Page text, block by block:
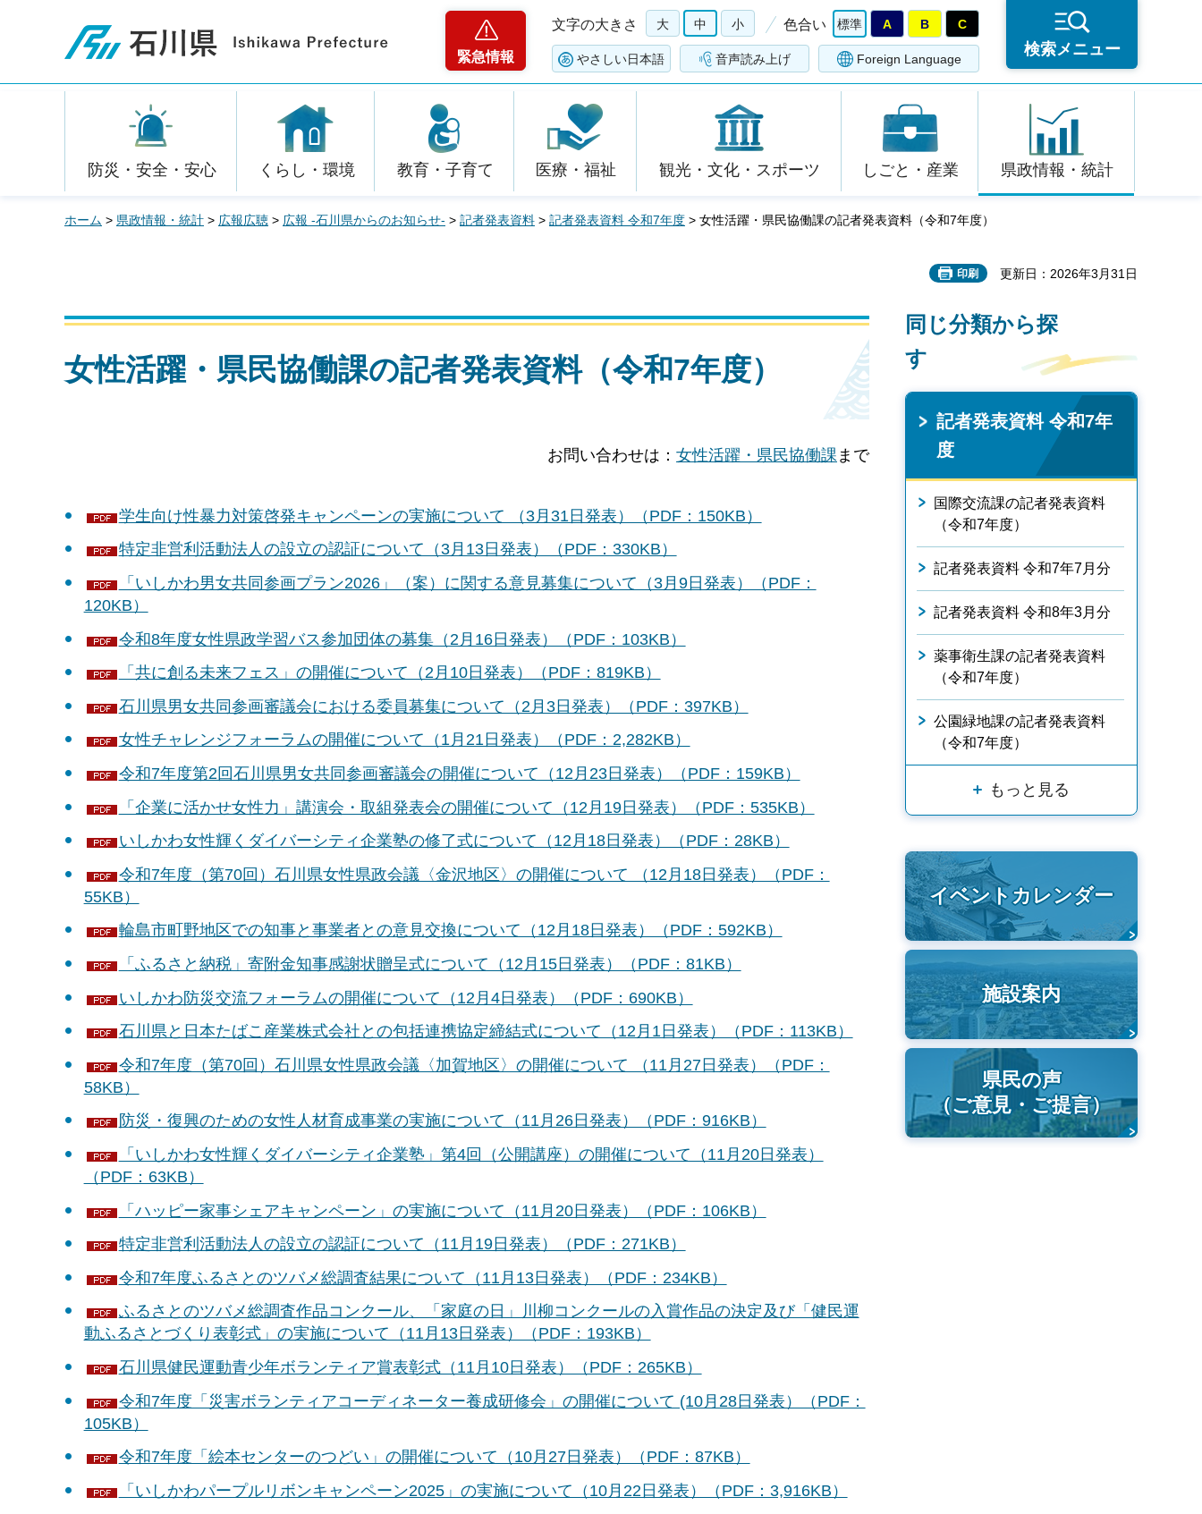
石川県
緊急情報
文字の大きさ 大 中 小 色合い 標準 A B C
やさしい日本語 音声読み上げ Foreign Language
検索メニュー
防災・安全・安心 くらし・環境 教育・子育て 医療・福祉 観光・文化・スポーツ しごと・産業 県政情報・統計
ホーム > 県政情報・統計 > 広報広聴 > 広報 -石川県からのお知らせ- > 記者発表資料 > 記者発表資料 令和7年度 > 女性活躍・県民協働課の記者発表資料（令和7年度）
印刷 更新日：2026年3月31日
女性活躍・県民協働課の記者発表資料（令和7年度）
お問い合わせは： 女性活躍・県民協働課 まで
学生向け性暴力対策啓発キャンペーンの実施について （3月31日発表）（PDF：150KB）
特定非営利活動法人の設立の認証について（3月13日発表）（PDF：330KB）
「いしかわ男女共同参画プラン2026」（案）に関する意見募集について（3月9日発表）（PDF：
120KB）
令和8年度女性県政学習バス参加団体の募集（2月16日発表）（PDF：103KB）
「共に創る未来フェス」の開催について（2月10日発表）（PDF：819KB）
石川県男女共同参画審議会における委員募集について（2月3日発表）（PDF：397KB）
女性チャレンジフォーラムの開催について（1月21日発表）（PDF：2,282KB）
令和7年度第2回石川県男女共同参画審議会の開催について（12月23日発表）（PDF：159KB）
「企業に活かせ女性力」講演会・取組発表会の開催について（12月19日発表）（PDF：535KB）
いしかわ女性輝くダイバーシティ企業塾の修了式について（12月18日発表）（PDF：28KB）
令和7年度（第70回）石川県女性県政会議〈金沢地区〉の開催について （12月18日発表）（PDF：
55KB）
輪島市町野地区での知事と事業者との意見交換について（12月18日発表）（PDF：592KB）
「ふるさと納税」寄附金知事感謝状贈呈式について（12月15日発表）（PDF：81KB）
いしかわ防災交流フォーラムの開催について（12月4日発表）（PDF：690KB）
石川県と日本たばこ産業株式会社との包括連携協定締結式について（12月1日発表）（PDF：113KB）
令和7年度（第70回）石川県女性県政会議〈加賀地区〉の開催について （11月27日発表）（PDF：
58KB）
防災・復興のための女性人材育成事業の実施について（11月26日発表）（PDF：916KB）
「いしかわ女性輝くダイバーシティ企業塾」第4回（公開講座）の開催について（11月20日発表）
（PDF：63KB）
「ハッピー家事シェアキャンペーン」の実施について（11月20日発表）（PDF：106KB）
特定非営利活動法人の設立の認証について（11月19日発表）（PDF：271KB）
令和7年度ふるさとのツバメ総調査結果について（11月13日発表）（PDF：234KB）
ふるさとのツバメ総調査作品コンクール、「家庭の日」川柳コンクールの入賞作品の決定及び「健民運
動ふるさとづくり表彰式」の実施について（11月13日発表）（PDF：193KB）
石川県健民運動青少年ボランティア賞表彰式（11月10日発表）（PDF：265KB）
令和7年度「災害ボランティアコーディネーター養成研修会」の開催について (10月28日発表）（PDF：
105KB）
令和7年度「絵本センターのつどい」の開催について（10月27日発表）（PDF：87KB）
「いしかわパープルリボンキャンペーン2025」の実施について（10月22日発表）（PDF：3,916KB）
同じ分類から探
す
記者発表資料 令和7年
度
国際交流課の記者発表資料
（令和7年度）
記者発表資料 令和7年7月分
記者発表資料 令和8年3月分
薬事衛生課の記者発表資料
（令和7年度）
公園緑地課の記者発表資料
（令和7年度）
もっと見る
イベントカレンダー
施設案内
県民の声
（ご意見・ご提言）